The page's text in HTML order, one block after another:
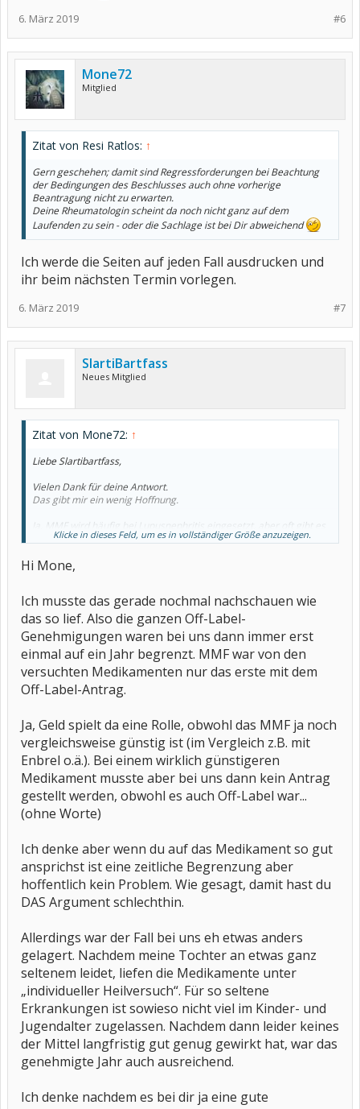
#6
6. März 2019
Mone72
Mitglied
Zitat von Resi Ratlos: ↑
Gern geschehen; damit sind Regressforderungen bei Beachtung
der Bedingungen des Beschlusses auch ohne vorherige
Beantragung nicht zu erwarten.
Deine Rheumatologin scheint da noch nicht ganz auf dem
Laufenden zu sein - oder die Sachlage ist bei Dir abweichend
Ich werde die Seiten auf jeden Fall ausdrucken und
ihr beim nächsten Termin vorlegen.
#7
6. März 2019
SlartiBartfass
Neues Mitglied
Zitat von Mone72: ↑
Liebe Slartibartfass,
Vielen Dank für deine Antwort.
Das gibt mir ein wenig Hoffnung.
Ja, MMF wird häufig bei Lupusnephritis eingesetzt, aber oft gibt es
nach 3-5 Jahren Regressansprüche der Kassen an die Ärzte , hatte
Sie hat einen Antrag gestellt.
Wer weiß, wie viele Lupus- Patienten vielleicht auch oder gerade
wegen MMF noch am Leben sind...
Immer geht es nur ums Geld- der Mensch an sich muss immer
kämpfen, obwohl er mit seiner Krankheit schon genug zu tun hat.
Ist die Genehmigung ( wenn sie dann erfolgt ist) dann verbindlich
für die Dauer der Behandlung oder begrenzt für einen bestimmten
Zeitraum ( 1 Jahr z.B. ) ?
Lg Mone
Klicke in dieses Feld, um es in vollständiger Größe anzuzeigen.
Hi Mone,
Ich musste das gerade nochmal nachschauen wie
das so lief. Also die ganzen Off-Label-
Genehmigungen waren bei uns dann immer erst
einmal auf ein Jahr begrenzt. MMF war von den
versuchten Medikamenten nur das erste mit dem
Off-Label-Antrag.
Ja, Geld spielt da eine Rolle, obwohl das MMF ja noch
vergleichsweise günstig ist (im Vergleich z.B. mit
Enbrel o.ä.). Bei einem wirklich günstigeren
Medikament musste aber bei uns dann kein Antrag
gestellt werden, obwohl es auch Off-Label war...
(ohne Worte)
Ich denke aber wenn du auf das Medikament so gut
ansprichst ist eine zeitliche Begrenzung aber
hoffentlich kein Problem. Wie gesagt, damit hast du
DAS Argument schlechthin.
Allerdings war der Fall bei uns eh etwas anders
gelagert. Nachdem meine Tochter an etwas ganz
seltenem leidet, liefen die Medikamente unter
„individueller Heilversuch“. Für so seltene
Erkrankungen ist sowieso nicht viel im Kinder- und
Jugendalter zugelassen. Nachdem dann leider keines
der Mittel langfristig gut genug gewirkt hat, war das
genehmigte Jahr auch ausreichend.
Ich denke nachdem es bei dir ja eine gute